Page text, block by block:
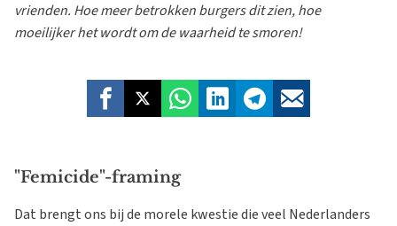
vrienden. Hoe meer betrokken burgers dit zien, hoe
moeilijker het wordt om de waarheid te smoren!
"Femicide"-framing
Dat brengt ons bij de morele kwestie die veel Nederlanders